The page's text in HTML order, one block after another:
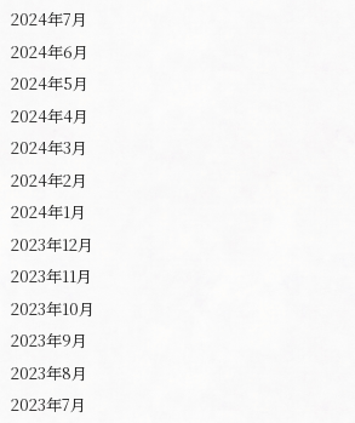
2024年7月
2024年6月
2024年5月
2024年4月
2024年3月
2024年2月
2024年1月
2023年12月
2023年11月
2023年10月
2023年9月
2023年8月
2023年7月